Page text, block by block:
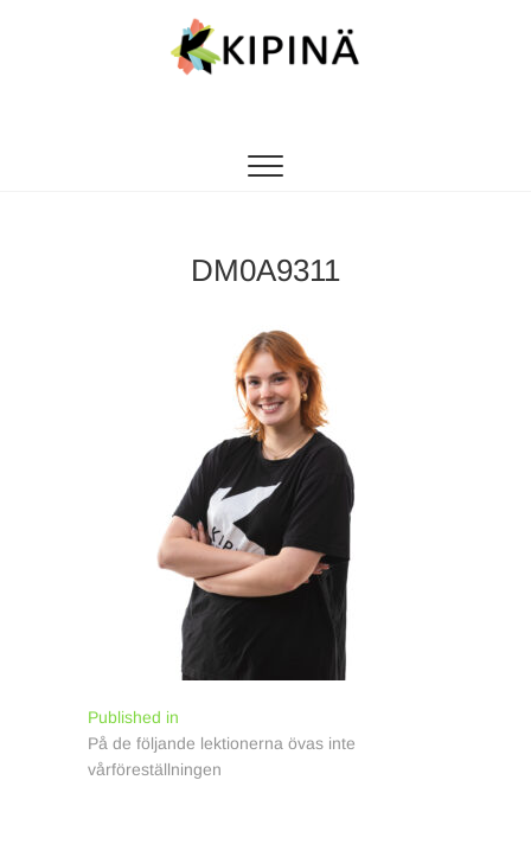
DM0A9311
Inläggsnavigering
Published in
På de följande lektionerna övas inte
vårföreställningen